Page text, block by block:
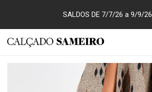
SALDOS DE 7/7/26 a 9/9/26